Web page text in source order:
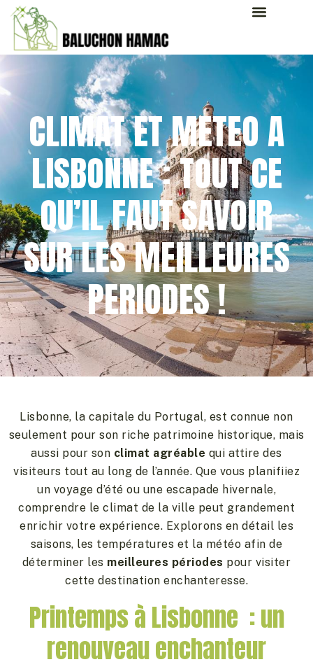
CLIMAT ET METEO A
LISBONNE : TOUT CE
QU’IL FAUT SAVOIR
SUR LES MEILLEURES
PERIODES !
Lisbonne, la capitale du Portugal, est connue non
seulement pour son riche patrimoine historique, mais
aussi pour son climat agréable qui attire des
visiteurs tout au long de l’année. Que vous planifiiez
un voyage d’été ou une escapade hivernale,
comprendre le climat de la ville peut grandement
enrichir votre expérience. Explorons en détail les
saisons, les températures et la météo afin de
déterminer les meilleures périodes pour visiter
cette destination enchanteresse.
Printemps à Lisbonne : un
renouveau enchanteur